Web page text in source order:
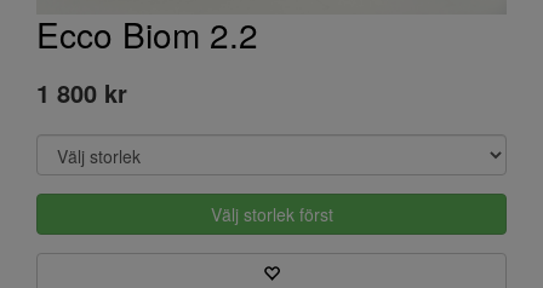
Ecco Biom 2.2
1 800 kr
Välj storlek först